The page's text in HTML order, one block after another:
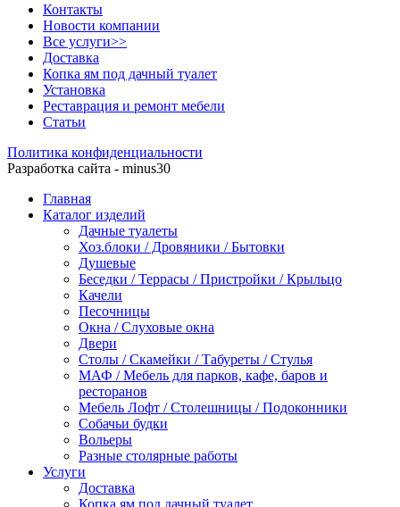
Контакты
Новости компании
Все услуги>>
Доставка
Копка ям под дачный туалет
Установка
Реставрация и ремонт мебели
Статьи
Политика конфиденциальности
Разработка сайта - minus30
Главная
Каталог изделий
Дачные туалеты
Хоз.блоки / Дровяники / Бытовки
Душевые
Беседки / Террасы / Пристройки / Крыльцо
Качели
Песочницы
Окна / Слуховые окна
Двери
Столы / Скамейки / Табуреты / Стулья
МАФ / Мебель для парков, кафе, баров и
ресторанов
Мебель Лофт / Столешницы / Подоконники
Собачьи будки
Вольеры
Разные столярные работы
Услуги
Доставка
Копка ям под дачный туалет